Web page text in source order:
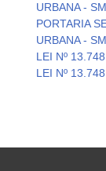
URBANA -
PORTARIA
URBANA -
LEI Nº
LEI Nº